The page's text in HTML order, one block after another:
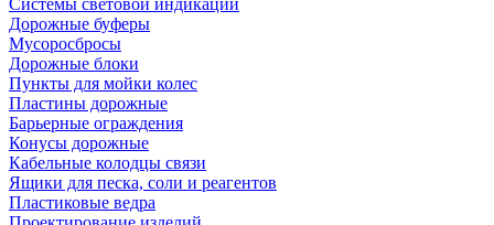
Системы световой индикации
Дорожные буферы
Мусоросбросы
Дорожные блоки
Пункты для мойки колес
Пластины дорожные
Барьерные ограждения
Конусы дорожные
Кабельные колодцы связи
Ящики для песка, соли и реагентов
Пластиковые ведра